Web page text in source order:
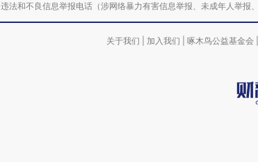
违法和不良信息举报电话（涉网络暴力有害信息举报、未成年人
关于我们 加入我们 啄木鸟公益基金会